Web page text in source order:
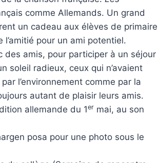
comme Allemands. Un grand
un cadeau aux élèves de primaire
pour un ami potentiel.
des amis, pour participer à un séjour
soleil radieux, ceux qui n’avaient
l’environnement comme par la
autant de plaisir leurs amis.
allemande du 1er mai, au son
posa pour une photo sous le